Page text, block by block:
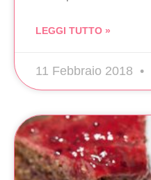
LEGGI TUTTO »
11 Febbraio 2018